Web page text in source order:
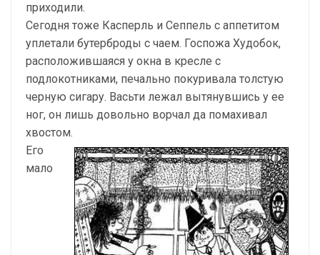
приходили.
Сегодня тоже Касперль и Сеппель с аппетитом
уплетали бутерброды с чаем. Госпожа Худобок,
расположившаяся у окна в кресле с
подлокотниками, печально покуривала толстую
черную сигару. Васьти лежал вытянувшись у ее
ног, он лишь довольно ворчал да помахивал
хвостом.
Его
мало